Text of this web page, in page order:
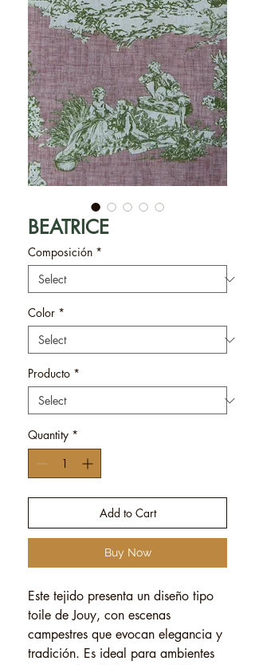
BEATRICE
Composición *
Color *
Producto *
Quantity *
Add to Cart
Buy Now
Este tejido presenta un diseño tipo
toile de Jouy, con escenas
campestres que evocan elegancia y
tradición. Es ideal para ambientes